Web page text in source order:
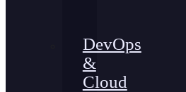
DevOps
&
Cloud